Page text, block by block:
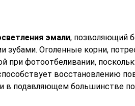
эмали, позволяющий
зубами. Оголенные корни,
при фотоотбеливании,
восстановлению
в подавляющем большинстве